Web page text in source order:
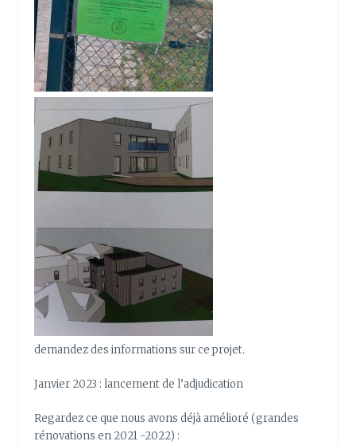
demandez des informations sur ce projet.
Janvier 2023 : lancement de l’adjudication
Regardez ce que nous avons déjà amélioré (grandes
rénovations en 2021 -2022) :